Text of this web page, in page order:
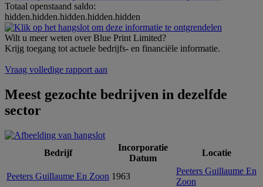
Totaal openstaand saldo:
hidden.hidden.hidden.hidden.hidden
Wilt u meer weten over Blue Print Limited?
Krijg toegang tot actuele bedrijfs- en financiële informatie.
Vraag volledige rapport aan
Meest gezochte bedrijven in dezelfde
sector
Bedrijf
Incorporatie
Datum
Locatie
Peeters Guillaume En Zoon 1963
Peeters Guillaume En
Zoon